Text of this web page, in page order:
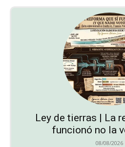
Ley de tierras | La
funcionó no la
08/08/2026